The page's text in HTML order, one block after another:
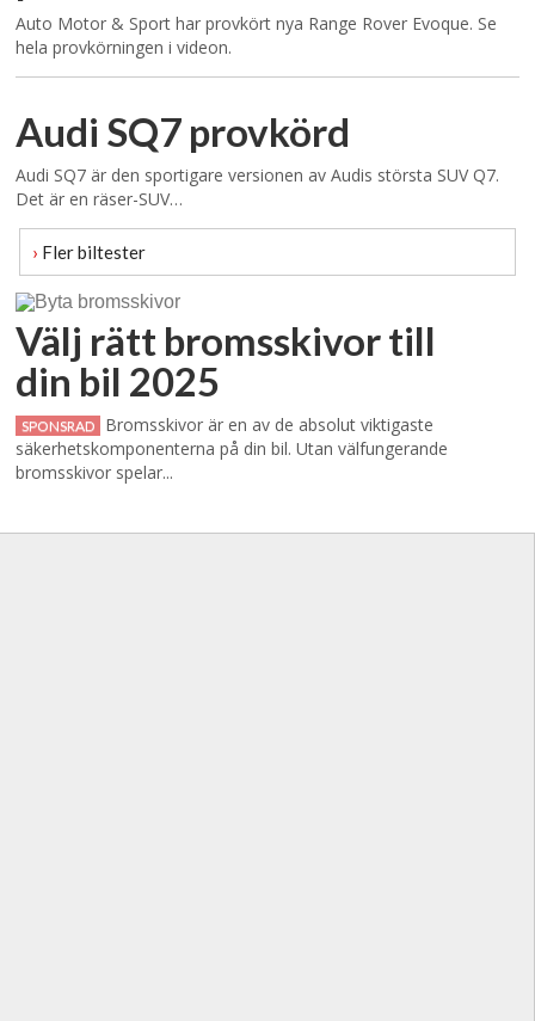
Auto Motor & Sport har provkört nya Range Rover Evoque. Se
hela provkörningen i videon.
Audi SQ7 provkörd
Audi SQ7 är den sportigare versionen av Audis största SUV Q7.
Det är en räser-SUV…
› Fler biltester
Välj rätt bromsskivor till
din bil 2025
SPONSRAD
Bromsskivor är en av de absolut viktigaste
säkerhetskomponenterna på din bil. Utan välfungerande
bromsskivor spelar...